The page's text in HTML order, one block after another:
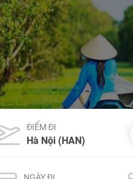
ĐIỂM ĐI
NGÀY ĐI